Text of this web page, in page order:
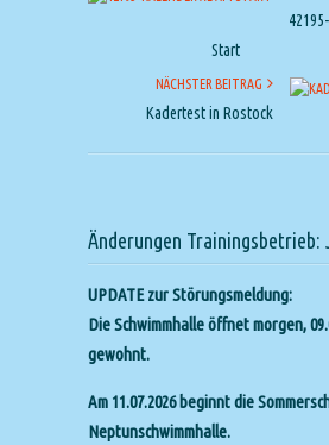
Start
NÄCHSTER BEITRAG
Kadertest in Rostock
Änderungen Trainingsbetrieb:
UPDATE zur Störungsmeldung:
Die Schwimmhalle öffnet morgen,
gewohnt.
Am 11.07.2026 beginnt die
Neptunschwimmhalle.